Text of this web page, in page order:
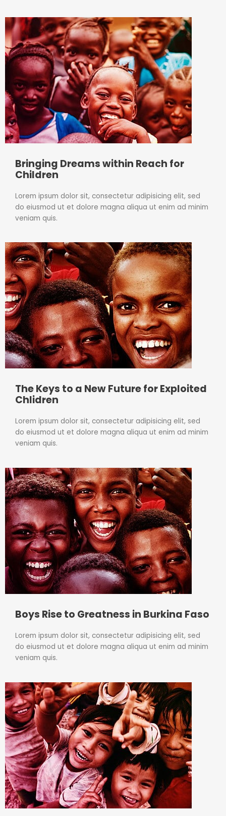
Bringing Dreams within Reach for
Children
Lorem ipsum dolor sit, consectetur adipisicing elit, sed
do eiusmod ut et dolore magna aliqua ut enim ad minim
veniam quis.
The Keys to a New Future for Exploited
Chlidren
Lorem ipsum dolor sit, consectetur adipisicing elit, sed
do eiusmod ut et dolore magna aliqua ut enim ad minim
veniam quis.
Boys Rise to Greatness in Burkina Faso
Lorem ipsum dolor sit, consectetur adipisicing elit, sed
do eiusmod ut et dolore magna aliqua ut enim ad minim
veniam quis.